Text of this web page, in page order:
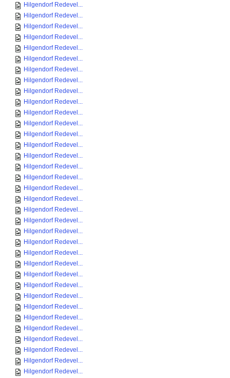
Hilgendorf Redevel...
Hilgendorf Redevel...
Hilgendorf Redevel...
Hilgendorf Redevel...
Hilgendorf Redevel...
Hilgendorf Redevel...
Hilgendorf Redevel...
Hilgendorf Redevel...
Hilgendorf Redevel...
Hilgendorf Redevel...
Hilgendorf Redevel...
Hilgendorf Redevel...
Hilgendorf Redevel...
Hilgendorf Redevel...
Hilgendorf Redevel...
Hilgendorf Redevel...
Hilgendorf Redevel...
Hilgendorf Redevel...
Hilgendorf Redevel...
Hilgendorf Redevel...
Hilgendorf Redevel...
Hilgendorf Redevel...
Hilgendorf Redevel...
Hilgendorf Redevel...
Hilgendorf Redevel...
Hilgendorf Redevel...
Hilgendorf Redevel...
Hilgendorf Redevel...
Hilgendorf Redevel...
Hilgendorf Redevel...
Hilgendorf Redevel...
Hilgendorf Redevel...
Hilgendorf Redevel...
Hilgendorf Redevel...
Hilgendorf Redevel...